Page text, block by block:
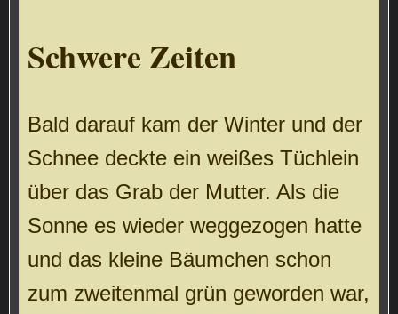
Schwere Zeiten
Bald darauf kam der Winter und der
Schnee deckte ein weißes Tüchlein
über das Grab der Mutter. Als die
Sonne es wieder weggezogen hatte
und das kleine Bäumchen schon
zum zweitenmal grün geworden war,